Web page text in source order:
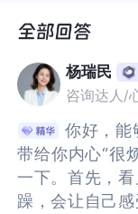
杨瑞民
咨询达人/
你好，能
带给你内心“很
一下。首先，
躁，会让自己
带给你内心“很
一下。首先，
躁，会让自己